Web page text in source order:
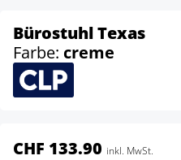
Bürostuhl Texas
Farbe: creme
CHF 133.90 inkl. MwSt.